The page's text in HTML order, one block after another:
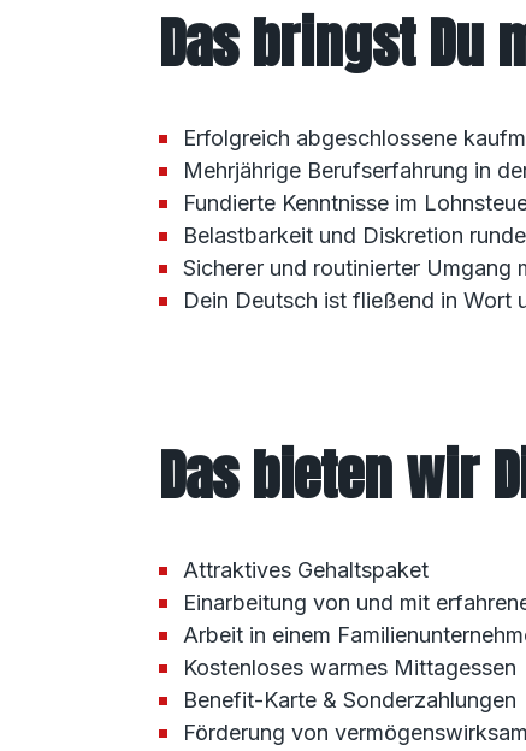
Das bringst Du
Erfolgreich abgeschlossene
Mehrjährige Berufserfahrung in
Fundierte Kenntnisse im
Belastbarkeit und Diskretion
Sicherer und routinierter
Dein Deutsch ist fließend in Wort
Das bieten wir
Attraktives Gehaltspaket
Einarbeitung von und mit
Arbeit in einem
Kostenloses warmes Mittagessen
Benefit-Karte & Sonderzahlungen
Förderung von